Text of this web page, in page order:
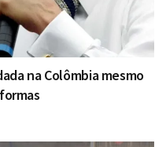
na Colômbia mesmo